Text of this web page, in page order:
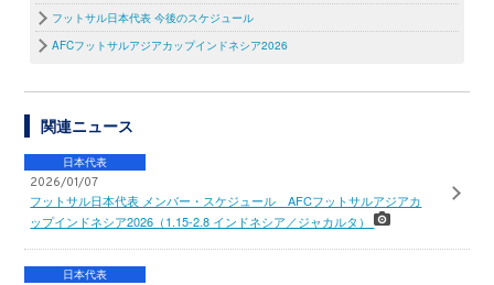
フットサル日本代表 今後のスケジュール
AFCフットサルアジアカップインドネシア2026
関連ニュース
日本代表
2026/01/07
フットサル日本代表 メンバー・スケジュール AFCフットサルアジアカ
ップインドネシア2026（1.15-2.8 インドネシア／ジャカルタ）
日本代表